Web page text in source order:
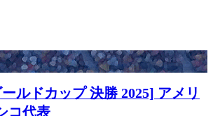
ルドカップ 決勝 2025] アメリ
コ代表